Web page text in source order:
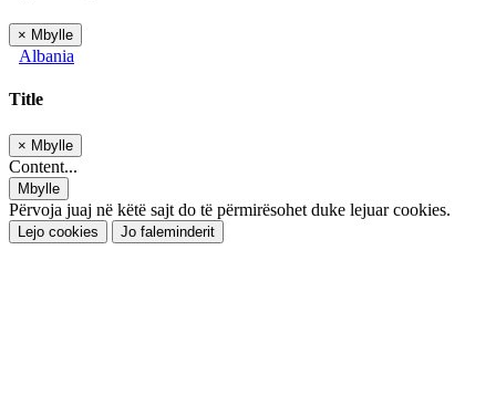
× Mbylle
Albania
Title
× Mbylle
Content...
Mbylle
Përvoja juaj në këtë sajt do të përmirësohet duke lejuar cookies.
Lejo cookies Jo faleminderit